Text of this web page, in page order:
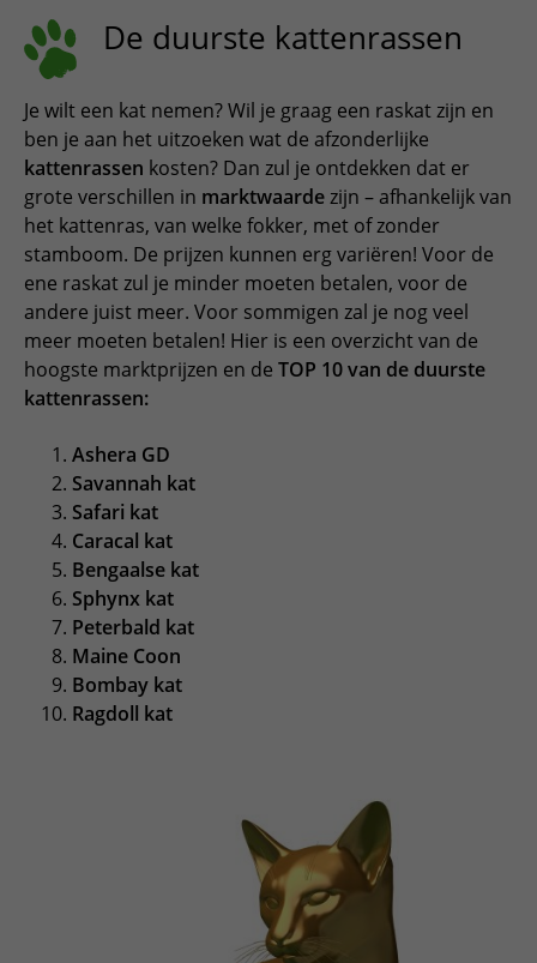
EESTI
De duurste kattenrassen
Je wilt een kat nemen? Wil je graag een raskat zijn en
ben je aan het uitzoeken wat de afzonderlijke
kattenrassen kosten? Dan zul je ontdekken dat er
grote verschillen in marktwaardezijn – afhankelijk van
het kattenras, van welke fokker, met of zonder
stamboom. De prijzen kunnen erg variëren! Voor de
ene raskat zul je minder moeten betalen, voor de
andere juist meer. Voor sommigen zal je nog veel
meer moeten betalen! Hier is een overzicht van de
hoogste marktprijzen en de TOP 10 van de duurste
kattenrassen:
Ashera GD
Savannah kat
Safari kat
Caracal kat
Bengaalse kat
Sphynx kat
Peterbald kat
Maine Coon
Bombay kat
Ragdoll kat